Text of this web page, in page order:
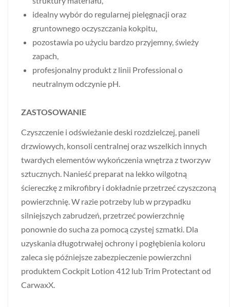
idealny wybór do regularnej pielęgnacji oraz
gruntownego oczyszczania kokpitu,
pozostawia po użyciu bardzo przyjemny, świeży
zapach,
profesjonalny produkt z linii Professional o
neutralnym odczynie pH.
ZASTOSOWANIE
Czyszczenie i odświeżanie deski rozdzielczej, paneli
drzwiowych, konsoli centralnej oraz wszelkich innych
twardych elementów wykończenia wnętrza z tworzyw
sztucznych. Nanieść preparat na lekko wilgotną
ściereczkę z mikrofibry i dokładnie przetrzeć czyszczoną
powierzchnię. W razie potrzeby lub w przypadku
silniejszych zabrudzeń, przetrzeć powierzchnię
ponownie do sucha za pomocą czystej szmatki. Dla
uzyskania długotrwałej ochrony i pogłębienia koloru
zaleca się późniejsze zabezpieczenie powierzchni
produktem Cockpit Lotion 412 lub Trim Protectant od
CarwaxX.